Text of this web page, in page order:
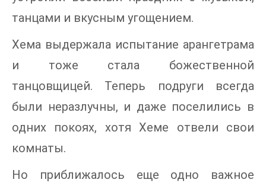
танцами и вкусным угощением.
Хема выдержала испытание арангетрама
и тоже стала божественной
танцовщицей. Теперь подруги всегда
были неразлучны, и даже поселились в
одних покоях, хотя Хеме отвели свои
комнаты.
Но приближалось еще одно важное